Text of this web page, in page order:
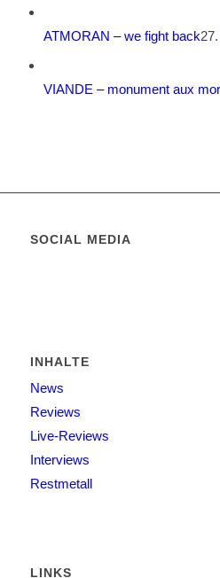
ATMORAN – we fight back
VIANDE – monument aux
SOCIAL MEDIA
INHALTE
News
Reviews
Live-Reviews
Interviews
Restmetall
LINKS